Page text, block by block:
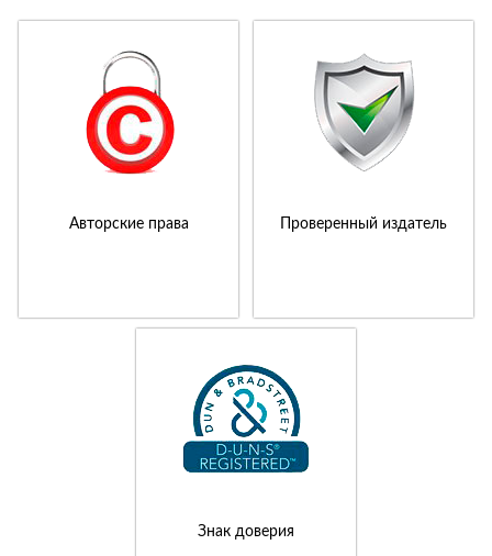
Авторские права Проверенный издатель
Знак доверия